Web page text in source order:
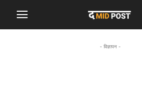
- विज्ञापन -